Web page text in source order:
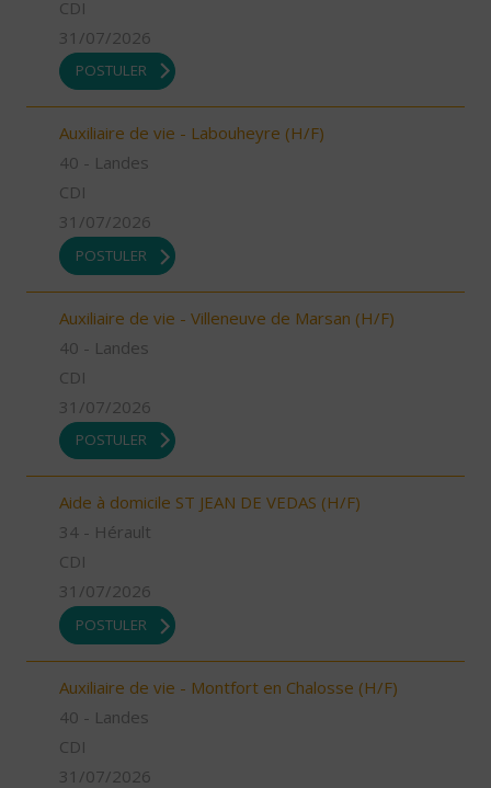
CDI
31/07/2026
POSTULER
Auxiliaire de vie - Labouheyre (H/F)
40 - Landes
CDI
31/07/2026
POSTULER
Auxiliaire de vie - Villeneuve de Marsan (H/F)
40 - Landes
CDI
31/07/2026
POSTULER
Aide à domicile ST JEAN DE VEDAS (H/F)
34 - Hérault
CDI
31/07/2026
POSTULER
Auxiliaire de vie - Montfort en Chalosse (H/F)
40 - Landes
CDI
31/07/2026